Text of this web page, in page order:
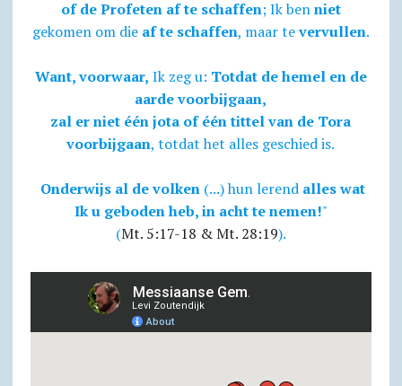
of de Profeten af te schaffen; Ik benniet
gekomen om die af te schaffen, maar tevervullen.
Want, voorwaar, Ik zeg u: Totdat de hemel en de
aarde voorbijgaan,
zal er niet één jota of één tittel van de Tora
voorbijgaan, totdat het alles geschied is.
Onderwijs al de volken(...) hun lerend alles wat
Ik u geboden heb, in acht te nemen!"
(Mt. 5:17-18 & Mt. 28:19).